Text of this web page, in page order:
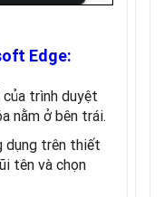
Edge:
trình duyệt
nằm ở bên trái.
dụng trên thiết
tên và chọn